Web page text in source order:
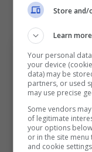
rete ogni 73
Store and/
Learn more
Your personal
your device
data) may be
partners, or used
may use precise
Some vendors
of legitimate
your options
or in the site
and cookie